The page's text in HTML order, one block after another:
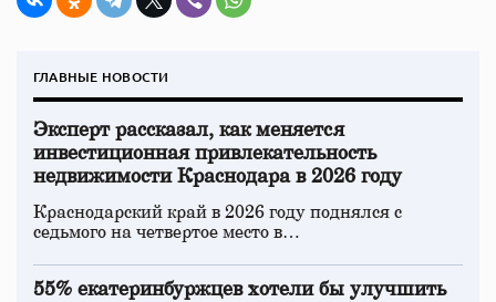
ГЛАВНЫЕ НОВОСТИ
Эксперт рассказал, как меняется
инвестиционная привлекательность
недвижимости Краснодара в 2026 году
Краснодарский край в 2026 году поднялся с
седьмого на четвертое место в…
55% екатеринбуржцев хотели бы улучшить